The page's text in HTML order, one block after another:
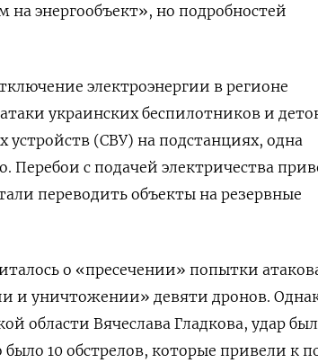
энергообъект», но подробностей
электроэнергии в регионе
украинских беспилотников и
(СВУ) на подстанциях, одна
Перебои с подачей электричества
переводить объекты на резервные
о «пресечении» попытки
и уничтожении» девяти дронов.
области Вячеслава Гладкова, удар был
10 обстрелов, которые привели к